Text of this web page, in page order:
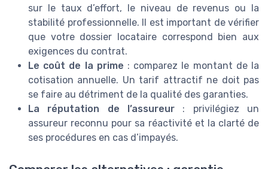
sur le taux d’effort, le niveau de revenus ou la
stabilité professionnelle. Il est important de vérifier
que votre dossier locataire correspond bien aux
exigences du contrat.
Le coût de la prime : comparez le montant de la
cotisation annuelle. Un tarif attractif ne doit pas
se faire au détriment de la qualité des garanties.
La réputation de l’assureur : privilégiez un
assureur reconnu pour sa réactivité et la clarté de
ses procédures en cas d’impayés.